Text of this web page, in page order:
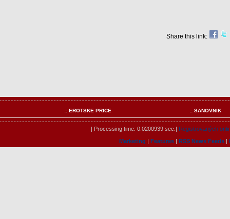
Share this link:
:: EROTSKE PRICE :: SANOVNIK
| Processing time: 0.0200939 sec.| Registrovaných
Marketing | Features | RSS News Feeds |